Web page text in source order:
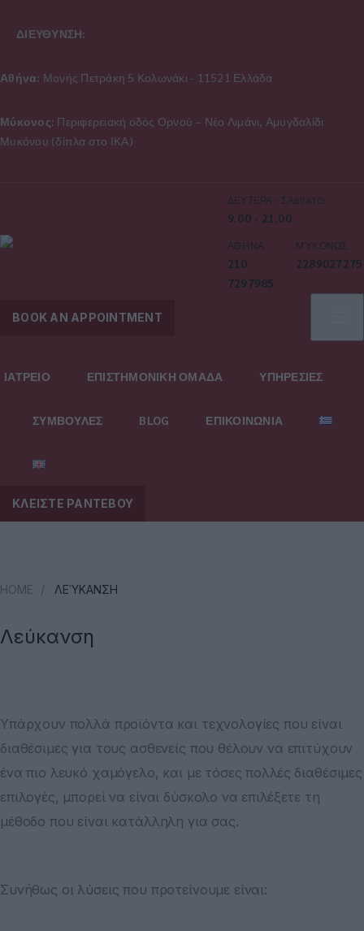
ΔΙΕΥΘΥΝΣΗ:
Αθήνα: Μονής Πετράκη 5 Κολωνάκι - 11521 Ελλάδα
Μύκονος: Περιφερειακή οδός Ορνού – Νέο Λιμάνι, Αμυγδαλίδι
Μυκόνου (δίπλα στο ΙΚΑ)
ΔΕΥΤΕΡΑ - ΣΑBBATO:
9.00 - 21.00
ΑΘΉΝΑ
210
7297985
ΜΎΚΟΝΟΣ
2289027275
BOOK AN APPOINTMENT
ΙΑΤΡΕΙΟ ΕΠΙΣΤΗΜΟΝΙΚΗ ΟΜΑΔΑ ΥΠΗΡΕΣΙΕΣ
ΣΥΜΒΟΥΛΕΣ BLOG ΕΠΙΚΟΙΝΩΝΙΑ
ΚΛΕΙΣΤΕ ΡΑΝΤΕΒΟΥ
HOME / ΛΕΎΚΑΝΣΗ
Λεύκανση
Υπάρχουν πολλά προϊόντα και τεχνολογίες που είναι
διαθέσιμες για τους ασθενείς που θέλουν να επιτύχουν
ένα πιο λευκό χαμόγελο, και με τόσες πολλές διαθέσιμες
επιλογές, μπορεί να είναι δύσκολο να επιλέξετε τη
μέθοδο που είναι κατάλληλη για σας.
Συνήθως οι λύσεις που προτείνουμε είναι: